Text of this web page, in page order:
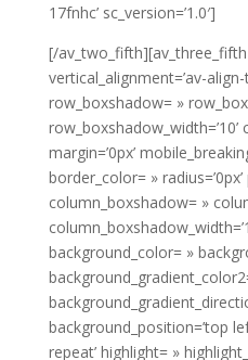
17fnhc’ sc_version=’1.0′]
[/
vertical_alignment=’av-
row_boxshadow= »
margin=’0px’
border_color= » radius=’0px’
column_boxshadow= »
background_color= »
background_position=’top
repeat’ highlight= »